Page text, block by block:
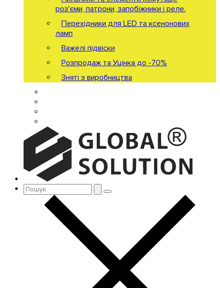
роз'єми, патрони, запобіжники і реле.
Перехідники для LED та ксенонових
ламп
Важелі підвіски
Розпродаж та Уцінка до -70%
Зняті з виробництва